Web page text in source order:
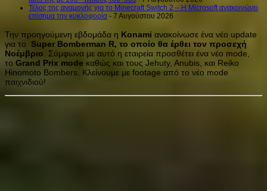
Τέλος της αναμονής για το Minecraft Switch 2 – Η Microsoft ανακοινώνει
επίσημα την κυκλοφορία - 7 Αυγούστου 2026
Την προηγούμενη εβδομάδα η Konami ανακοίνωσε ένα νέο update
για το
Super Bomberman R, το οποίο θα έρθει τον προσεχή
Νοέμβριο . Σύμφωνα με αυτό η εταιρεία προσθέτει ένα νέο mode,
το Grand Prix mode καθώς και τους Jehuty, Anubis, και Reiko
Hinomoto Bombers. Κλείνουμε με footage από το νέο mode
παιχνιδιού!